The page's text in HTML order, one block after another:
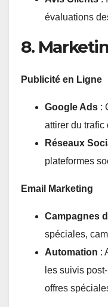
évaluations
8.
Publicité en Ligne
Google Ads :
attirer du trafic
Réseaux
plateformes
Email Marketing
Campagnes
spéciales,
Automation :
les suivis
offres